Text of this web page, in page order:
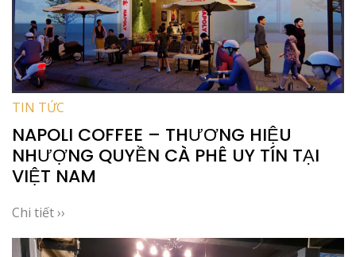
TIN TỨC
NAPOLI COFFEE – THƯƠNG HIỆU
NHƯỢNG QUYỀN CÀ PHÊ UY TÍN TẠI
VIỆT NAM
Chi tiết ››